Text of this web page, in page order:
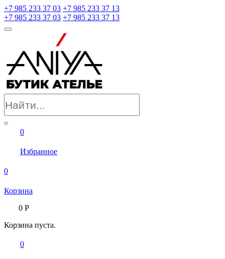
+7 985 233 37 03 +7 985 233 37 13
+7 985 233 37 03 +7 985 233 37 13
0
Избранное
0
Корзина
0Р
Корзина пуста.
0